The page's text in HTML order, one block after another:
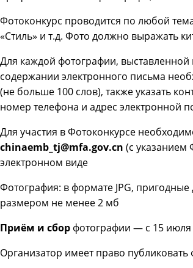
Фотоконкурс проводится по любой
«Стиль» и т.д. Фото должно выражать
Для каждой фотографии,
содержании электронного письма
(не больше 100 слов), также указать
номер телефона и адрес электронной
Для участия в Фотоконкурсе
chinaemb_tj@mfa.gov.cn (с
электронном виде
Фотография: в формате JPG,
размером не менее 2 мб
Приём и сбор фотографии — с 15 июля
Организатор имеет право